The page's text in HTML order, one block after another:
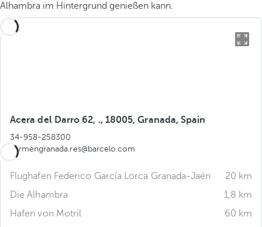
Alhambra im Hintergrund genießen kann.
Acera del Darro 62, ., 18005, Granada, Spain
34-958-258300
carmengranada.res@barcelo.com
Flughafen Federico García Lorca Granada-Jaén
20 km
Die Alhambra
1,8 km
Hafen von Motril
60 km